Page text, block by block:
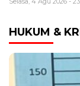
HUKUM &